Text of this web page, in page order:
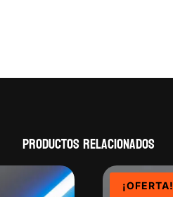
Productos relacionados
¡OFERTA!